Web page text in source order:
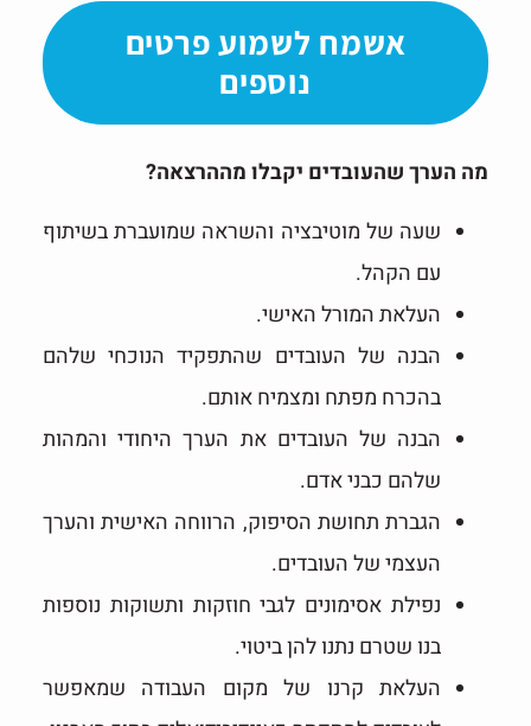
אשמח לשמוע פרטים
נוספים
מה הערך שהעובדים יקבלו מההרצאה?
שעה של מוטיבציה והשראה שמועברת בשיתוף
עם הקהל.
העלאת המורל האישי.
הבנה של העובדים שהתפקיד הנוכחי שלהם
בהכרח מפתח ומצמיח אותם.
הבנה של העובדים את הערך היחודי והמהות
שלהם כבני אדם.
הגברת תחושת הסיפוק, הרווחה האישית והערך
העצמי של העובדים.
נפילת אסימונים לגבי חוזקות ותשוקות נוספות
בנו שטרם נתנו להן ביטוי.
העלאת קרנו של מקום העבודה שמאפשר